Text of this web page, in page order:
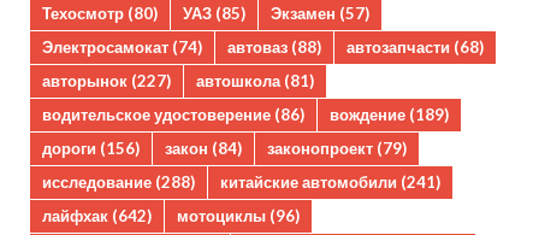
Техосмотр (80) УАЗ (85) Экзамен (57)
Электросамокат (74) автоваз (88) автозапчасти (68)
авторынок (227) автошкола (81)
водительское удостоверение (86) вождение (189)
дороги (156) закон (84) законопроект (79)
исследование (288) китайские автомобили (241)
лайфхак (642) мотоциклы (96)